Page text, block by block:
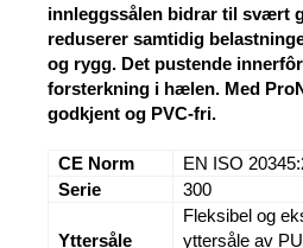
innleggssålen bidrar til svært
reduserer samtidig
og rygg. Det pustende
forsterkning i hælen. Med
godkjent og PVC-fri.
CE Norm
EN ISO
Serie
300
Yttersåle
Fleksibel og
yttersåle av